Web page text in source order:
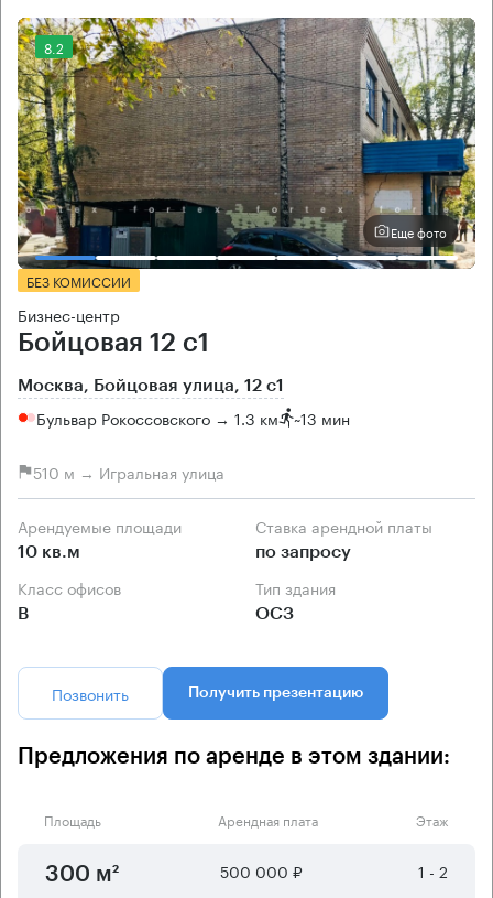
8.2
Еще фото
БЕЗ КОМИССИИ
Бизнес-центр
Бойцовая 12 с1
Москва, Бойцовая улица, 12 с1
Бульвар Рокоссовского → 1.3 км ~13 мин
510 м → Игральная улица
Арендуемые площади
10 кв.м
Ставка арендной платы
по запросу
Класс офисов
B
Тип здания
ОСЗ
Позвонить Получить презентацию
Предложения по аренде в этом здании:
Площадь Арендная плата Этаж
300 м² 500 000 ₽ 1 - 2